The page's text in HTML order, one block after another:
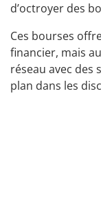
d’octroyer des
Ces bourses
financier, mais
réseau avec des
plan dans les